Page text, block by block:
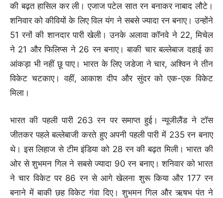
की बढ़त हासिल कर ली। एजाज पटेल सात रन बनाकर नाबाद लौटे।
शनिवार को कीवियों के लिए विल यंग ने सबसे ज्यादा रन बनाए। उन्होंने
51 रनों की शानदार पारी खेली। उनके अलावा कॉनवे ने 22, मिचेल
ने 21 और फिलिप्स ने 26 रन बनाए। बाकी चार बल्लेबाज दहाई का
आंकड़ा भी नहीं छू पाए। भारत के लिए जडेजा ने चार, अश्विन ने तीन
विकेट चटकाए। वहीं, आकाश दीप और सुंदर को एक-एक विकेट
मिला।
भारत की पहली पारी 263 रन पर समाप्त हुई। न्यूजीलैंड ने टॉस
जीतकर पहले बल्लेबाजी करते हुए अपनी पहली पारी में 235 रन बनाए
थे। इस लिहाज से टीम इंडिया को 28 रन की बढ़त मिली। भारत की
ओर से शुभमन गिल ने सबसे ज्यादा 90 रन बनाए। शनिवार को भारत
ने चार विकेट पर 86 रन से आगे खेलना शुरू किया और 177 रन
बनाने में बाकी छह विकेट गंवा दिए। शुभमन गिल और ऋषभ पंत ने